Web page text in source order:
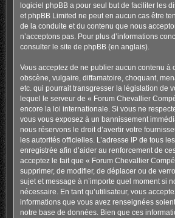
logiciel phpBB a pour seul but de faciliter les
et phpBB Limited ne peut en aucun cas être
de la conduite et du contenu que nous
n’acceptons pas. Pour plus d’informations
consulter le site de phpBB(en anglais).
Vous acceptez de ne publier aucun contenu à
obscène, vulgaire, diffamatoire, choquant,
etc. qui pourrait transgresser la législation de
lequel le serveur de « Forum Chevallier
encore la loi internationale. Si vous ne
vous vous exposez à un bannissement
nous réservons le droit d’avertir votre
les autorités officielles. L’adresse IP de tous
enregistrée afin d’aider au renforcement de
acceptez le fait que « Forum Chevallier
supprimer, de modifier, de déplacer ou de
sujet et message à n’importe quel moment si
nécessaire. En tant qu’utilisateur, vous
informations que vous avez renseignées
notre base de données. Bien que ces